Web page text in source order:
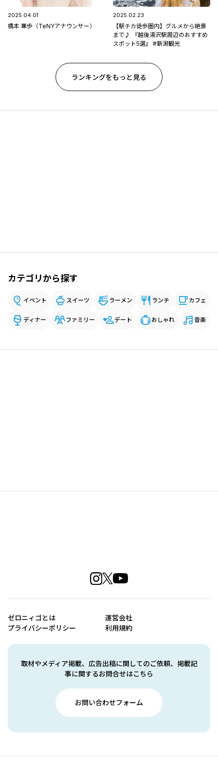
2025.04.01
橋本 華歩（TeNYアナウンサー）
2025.02.23
【駅チカ徒歩圏内】グルメから絶景
まで♪ 『越後湯沢駅周辺のおすすめ
スポット5選』 #新潟観光
ランキングをもっと見る
カテゴリから探す
イベント スイーツ ラーメン ランチ カフェ
ディナー ファミリー デート おしゃれ 音楽
取材やメディア掲載、広告出稿に関してのご依頼、掲載記
事に関するお問合せはこちら
お問い合わせフォーム
ゼロニィゴとは
運営会社
プライバシーポリシー
利用規約